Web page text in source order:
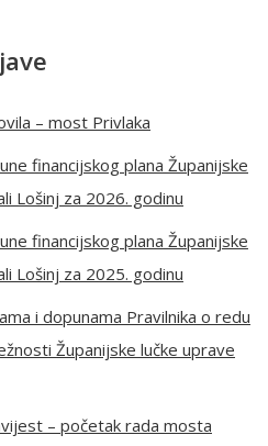
– most Privlaka
financijskog plana Županijske
Lošinj za 2026. godinu
financijskog plana Županijske
Lošinj za 2025. godinu
i dopunama Pravilnika o redu
Županijske lučke uprave
– početak rada mosta